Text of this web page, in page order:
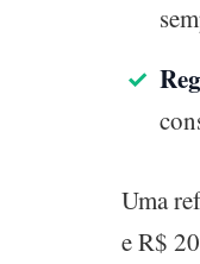
Uma
e R$